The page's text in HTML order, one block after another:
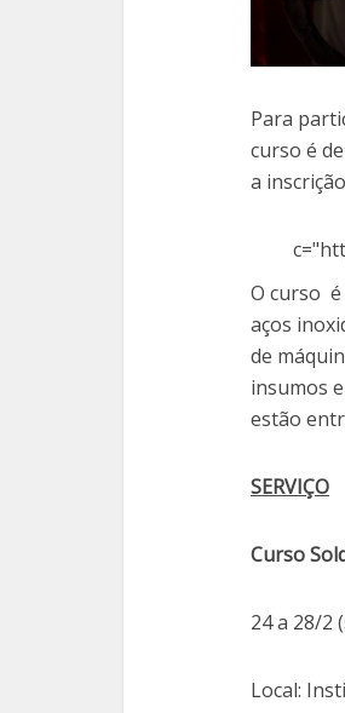
Para
curso é
a
O curso é
aços
de
insumos
estão
SERVIÇO
Curso
24 a 28/2
Local: